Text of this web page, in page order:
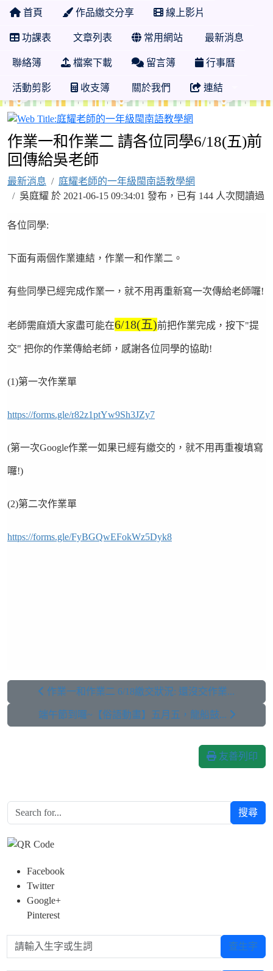
首頁 作品繳交分享 線上影片
功課表 文章列表 常用網站 最新消息
聯絡簿 檔案下載 留言簿 行事曆
活動剪影 收支簿 關於我們 連結
作業一和作業二 請各位同學6/18(五)前
回傳給吳老師
最新消息
庭耀老師的一年級閩南語教學網
吳庭耀 於 2021-06-15 09:34:01 發布，已有 144 人次閱讀過
各位同學:
下面有兩個作業連結，作業一和作業二。
有些同學已經完成作業一，就不用再重新寫一次傳給老師囉!
老師需麻煩大家盡可能在6/18(五)前把作業完成，按下"提
交" 把你的作業傳給老師，感謝各位同學的協助!
(1)第一次作業單
https://forms.gle/r82z1ptYw9Sh3JZy7
(第一次Google作業一如果已經有繳交的，就不用再重複填寫
囉!)
(2)第二次作業單
https://forms.gle/FyBGQwEFokWz5Dyk8
作業一和作業二 6/18繳交狀況: 還沒交作業...
端午節到囉~【俗語動畫】五月五，龍船鼓...
友善列印
搜尋
Facebook
Twitter
Google+
Pinterest
請輸入生字或生詞 查生字